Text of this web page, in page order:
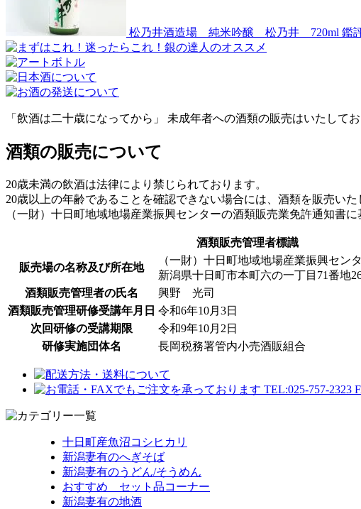
松乃井酒造場 純米吟醸 松乃井 720ml 鑑
「飲酒は二十歳になってから」 未成年者への酒類の販売はいたしてお
酒類の販売について
20歳未満の飲酒は法律により禁じられております。
20歳以上の年齢であることを確認できない場合には、酒類を販売いた
（一財）十日町地域地場産業振興センターの酒類販売業免許通知書に
酒類販売管理者標識
販売場の名称及び所在地
（一財）十日町地域地場産業振興セ
新潟県十日町市本町六の一丁目71番地
酒類販売管理者の氏名
興野 光司
酒類販売管理研修受講年月日 令和6年10月3日
次回研修の受講期限
令和9年10月2日
研修実施団体名
長岡税務署管内小売酒販組合
十日町産魚沼コシヒカリ
新潟妻有のへぎそば
新潟妻有のうどん/そうめん
おすすめ セット品コーナー
新潟妻有の地酒